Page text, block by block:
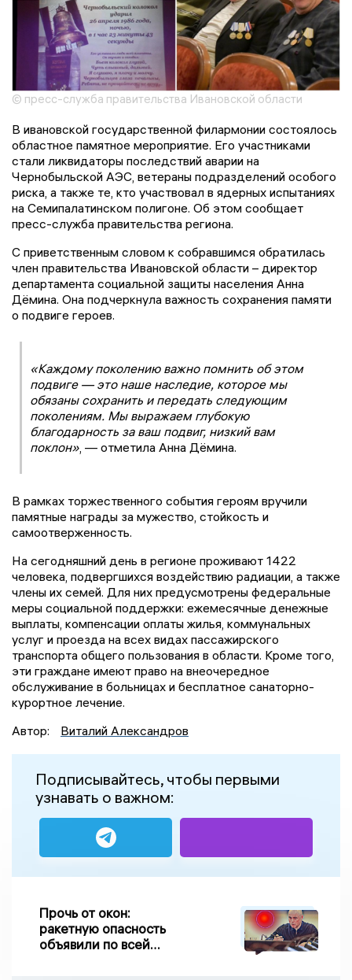
© пресс-служба правительства Ивановской области
В ивановской государственной филармонии состоялось
областное памятное мероприятие. Его участниками
стали ликвидаторы последствий аварии на
Чернобыльской АЭС, ветераны подразделений особого
риска, а также те, кто участвовал в ядерных испытаниях
на Семипалатинском полигоне. Об этом сообщает
пресс-служба правительства региона.
С приветственным словом к собравшимся обратилась
член правительства Ивановской области – директор
департамента социальной защиты населения Анна
Дёмина. Она подчеркнула важность сохранения памяти
о подвиге героев.
«Каждому поколению важно помнить об этом
подвиге — это наше наследие, которое мы
обязаны сохранить и передать следующим
поколениям. Мы выражаем глубокую
благодарность за ваш подвиг, низкий вам
поклон» , — отметила Анна Дёмина.
В рамках торжественного события героям вручили
памятные награды за мужество, стойкость и
самоотверженность.
На сегодняшний день в регионе проживают 1422
человека, подвергшихся воздействию радиации, а также
члены их семей. Для них предусмотрены федеральные
меры социальной поддержки: ежемесячные денежные
выплаты, компенсации оплаты жилья, коммунальных
услуг и проезда на всех видах пассажирского
транспорта общего пользования в области. Кроме того,
эти граждане имеют право на внеочередное
обслуживание в больницах и бесплатное санаторно-
курортное лечение.
Автор:
Виталий Александров
Подписывайтесь, чтобы первыми
узнавать о важном:
Прочь от окон:
ракетную опасность
объявили по всей